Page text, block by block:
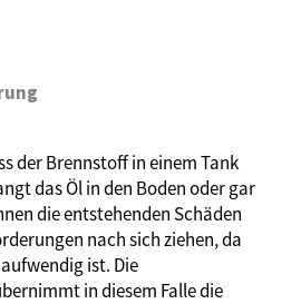
der Brennstoff in einem Tank
das Öl in den Boden oder gar
die entstehenden Schäden
nach sich ziehen, da
ist. Die
in diesem Falle die